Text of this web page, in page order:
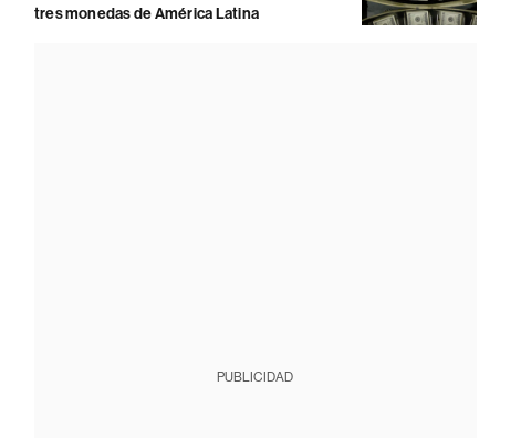
tres monedas de América Latina
PUBLICIDAD